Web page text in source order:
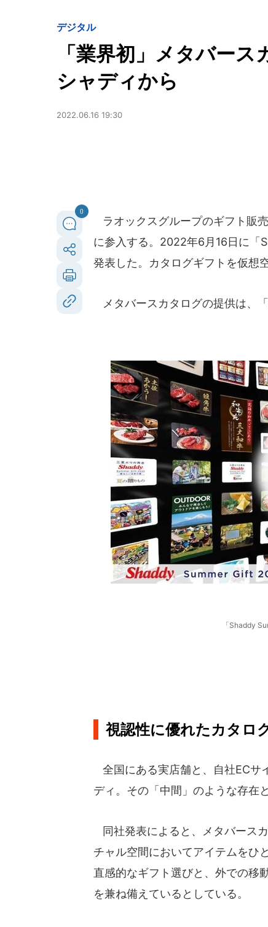
デジタル
「業界初」メタバー
シャディから
2022.06.16 19:30
0
ラオックスグループのギフト販
に参入する。2022年6月16日に
発表した。カタログギフトを仮想
メタバースカタログの提供は、
「Shaddy
視認性に優れたカタロ
全国にある実店舗と、自社ECサ
ディ。その「中間」のような存在
同社発表によると、メタバース
チャル空間においてアイテムをひ
直感的なギフト選びと、外での移
を兼ね備えているとしている。